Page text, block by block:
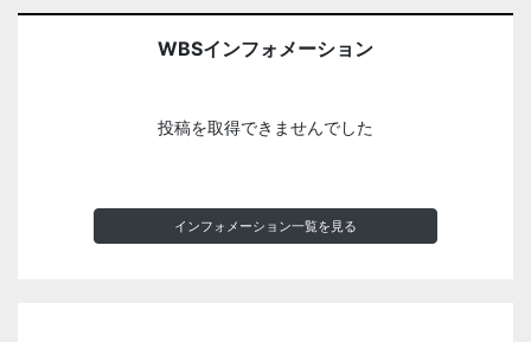
WBSインフォメーション
投稿を取得できませんでした
インフォメーション一覧を見る